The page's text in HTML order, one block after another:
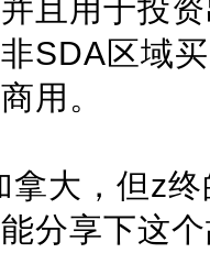
且用于投
SDA区域
用。
拿大，但z
分享下这